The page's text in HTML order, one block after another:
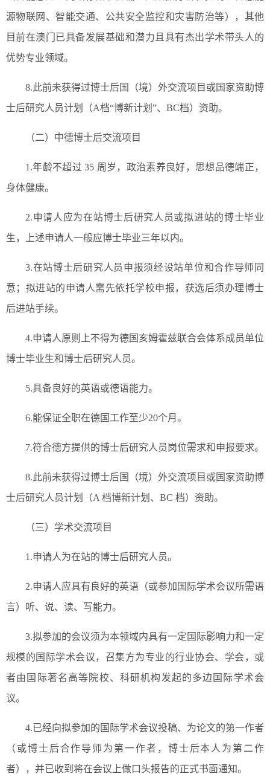
源物联网、智能交通、公共安全监控和灾害防治等），其他
目前在澳门已具备发展基础和潜力且具有杰出学术带头人的
优势专业领域。
8.此前未获得过博士后国（境）外交流项目或国家资助博
士后研究人员计划（A档“博新计划”、BC档）资助。
（二）中德博士后交流项目
1.年龄不超过 35 周岁，政治素养良好，思想品德端正，
身体健康。
2.申请人应为在站博士后研究人员或拟进站的博士毕业
生，上述申请人一般应博士毕业三年以内。
3.在站博士后研究人员申报须经设站单位和合作导师同
意；拟进站的申请人需先依托学校申报，获选后须办理博士
后进站手续。
4.申请人原则上不得为德国亥姆霍兹联合会体系成员单位
博士毕业生和博士后研究人员。
5.具备良好的英语或德语能力。
6.能保证全职在德国工作至少20个月。
7.符合德方提供的博士后研究人员岗位需求和申报要求。
8.此前未获得过博士后国（境）外交流项目或国家资助博
士后研究人员计划（A 档博新计划、BC 档）资助。
（三）学术交流项目
1.申请人为在站的博士后研究人员。
2.申请人应具有良好的英语（或参加国际学术会议所需语
言）听、说、读、写能力。
3.拟参加的会议须为本领域内具有一定国际影响力和一定
规模的国际学术会议，召集方为专业的行业协会、学会，或
者由国际著名高等院校、科研机构发起的多边国际学术会
议。
4.已经向拟参加的国际学术会议投稿、为论文的第一作者
（或博士后合作导师为第一作者，博士后本人为第二作
者），并已收到将在会议上做口头报告的正式书面通知。